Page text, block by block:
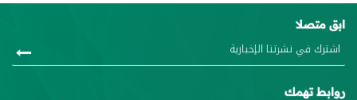
ابق متصلا
روابط تهمك